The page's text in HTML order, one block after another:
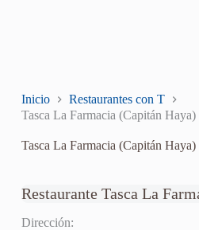
Inicio
Restaurantes con T
Tasca La Farmacia (Capitán Haya)
Tasca La Farmacia (Capitán Haya)
Restaurante Tasca La
Dirección: